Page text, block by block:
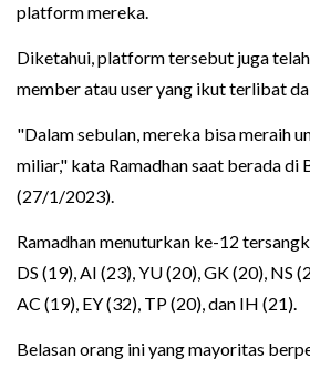
platform mereka.
Diketahui, platform tersebut juga
member atau user yang ikut terlibat
"Dalam sebulan, mereka bisa meraih
miliar," kata Ramadhan saat berada di
(27/1/2023).
Ramadhan menuturkan ke-12
DS (19), AI (23), YU (20), GK (20), NS
AC (19), EY (32), TP (20), dan IH (21).
Belasan orang ini yang mayoritas